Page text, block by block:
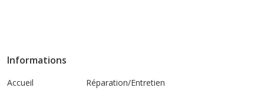
Informations
Accueil
Réparation/Entretien